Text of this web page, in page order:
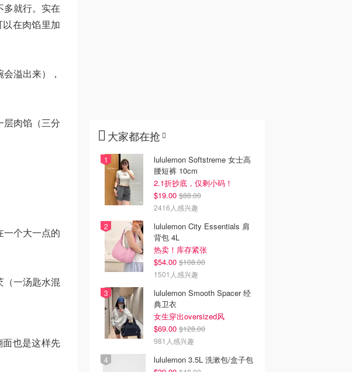
就行。实在
在肉馅里加
溢出来），
肉馅（三分
个大一点的
一汤匙水混
也是这样先
大家都在抢
lululemon Softstreme 女士高
腰短裤 10cm
2.1折抄底，仅剩小码！
$19.00 $88.00
2416人感兴趣
lululemon City Essentials 肩
背包 4L
热卖！库存紧张
$54.00 $108.00
1501人感兴趣
lululemon Smooth Spacer 经
典卫衣
女生穿出oversized风
$69.00 $128.00
981人感兴趣
lululemon 3.5L 洗漱包/盒子包